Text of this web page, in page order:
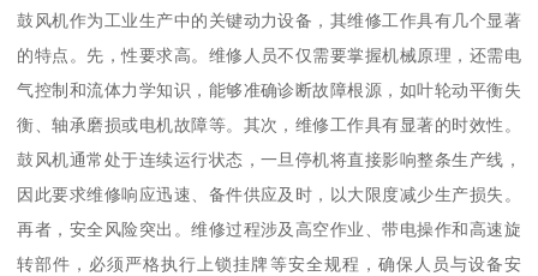
鼓风机作为工业生产中的关键动力设备，其维修工作具有几个显著
的特点。先，性要求高。维修人员不仅需要掌握机械原理，还需电
气控制和流体力学知识，能够准确诊断故障根源，如叶轮动平衡失
衡、轴承磨损或电机故障等。其次，维修工作具有显著的时效性。
鼓风机通常处于连续运行状态，一旦停机将直接影响整条生产线，
因此要求维修响应迅速、备件供应及时，以大限度减少生产损失。
再者，安全风险突出。维修过程涉及高空作业、带电操作和高速旋
转部件，必须严格执行上锁挂牌等安全规程，确保人员与设备安